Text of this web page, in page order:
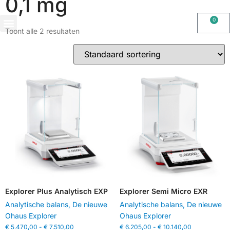
0
Toont alle 2 resultaten
Explorer Plus Analytisch EXP
Analytische balans, De nieuwe
Ohaus Explorer
€ 5.470,00 - € 7.510,00
Explorer Semi Micro EXR
Analytische balans, De nieuwe
Ohaus Explorer
€6.205,00 - €10.140,00